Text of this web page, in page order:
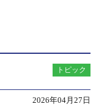
トピック
2026年04月27日